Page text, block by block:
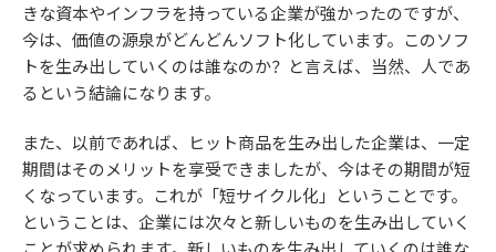
きな資本やインフラを持っている企業が強かったのですが、
今は、価値の源泉がどんどんソフト化しています。このソフ
トを生み出していくのは誰なのか？と言えば、当然、人であ
るという結論になります。
また、以前であれば、ヒット商品を生み出した企業は、一定
期間はそのメリットを享受できましたが、今はその期間が短
くなっています。これが「短サイクル化」ということです。
ということは、企業には次々と新しいものを生み出していく